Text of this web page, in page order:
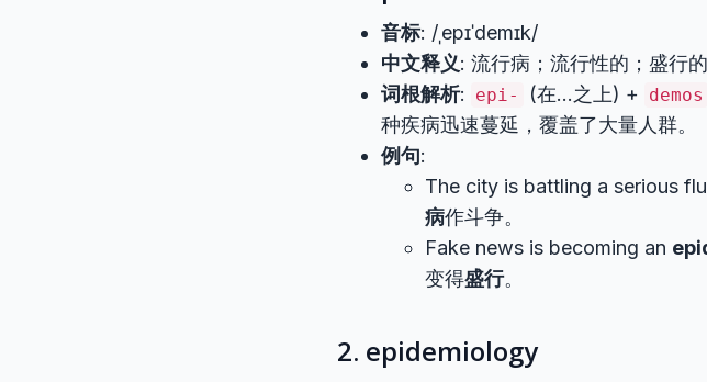
音标: /ˌepɪˈdemɪk/
中文释义: 流行病；流行性的；盛行的
词根解析: epi- (在…之上) + demos
种疾病迅速蔓延，覆盖了大量人群。
例句:
The city is battling a serious flu
病作斗争。
Fake news is becoming an
变得盛行。
2. epidemiology